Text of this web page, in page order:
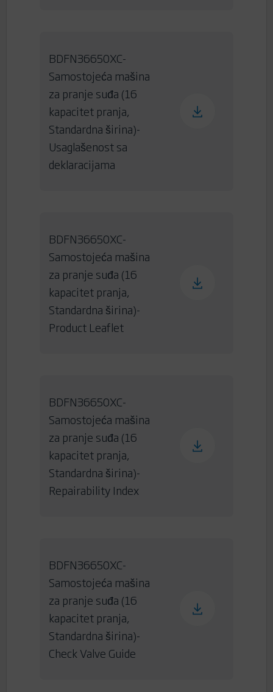
BDFN36650XC-
Samostojeća mašina
za pranje suđa (16
kapacitet pranja,
Standardna širina)-
Usaglašenost sa
deklaracijama
BDFN36650XC-
Samostojeća mašina
za pranje suđa (16
kapacitet pranja,
Standardna širina)-
Product Leaflet
BDFN36650XC-
Samostojeća mašina
za pranje suđa (16
kapacitet pranja,
Standardna širina)-
Repairability Index
BDFN36650XC-
Samostojeća mašina
za pranje suđa (16
kapacitet pranja,
Standardna širina)-
Check Valve Guide